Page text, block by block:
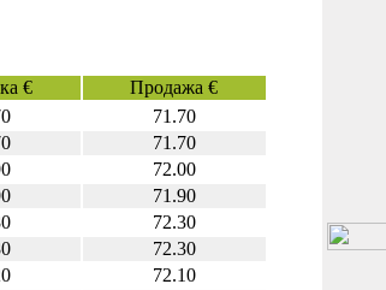
€
Продажа €
71.70
71.70
72.00
71.90
72.30
72.30
72.10